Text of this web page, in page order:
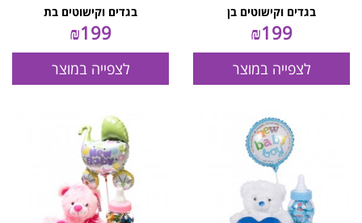
בגדים וקישוטים בן
₪199
לצפייה במוצר
בגדים וקישוטים בת
₪199
לצפייה במוצר